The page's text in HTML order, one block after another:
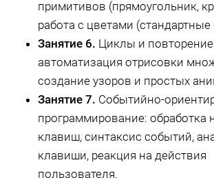
примитивов (прямоугольник,
работа с цветами (стандартные
Занятие 6. Циклы и
автоматизация отрисовки
создание узоров и простых
Занятие 7. Событийно-
программирование: обработка
клавиш, синтаксис событий,
клавиши, реакция на действия
пользователя.